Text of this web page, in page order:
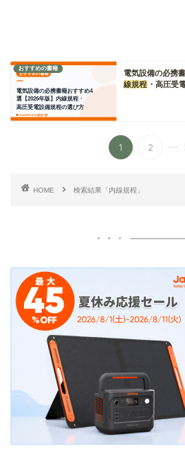
おすすめの書籍
電気設備の必携
線規程 ・高圧受
1 2 ...
HOME 検索結果「内線規程」